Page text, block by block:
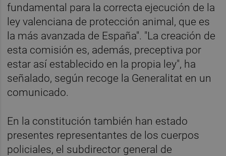
fundamental para la correcta ejecución de la
ley valenciana de protección animal, que es
la más avanzada de España". "La creación de
esta comisión es, además, preceptiva por
estar así establecido en la propia ley", ha
señalado, según recoge la Generalitat en un
comunicado.
En la constitución también han estado
presentes representantes de los cuerpos
policiales, el subdirector general de